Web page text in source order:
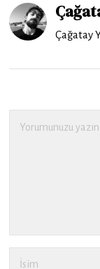
Çağatay